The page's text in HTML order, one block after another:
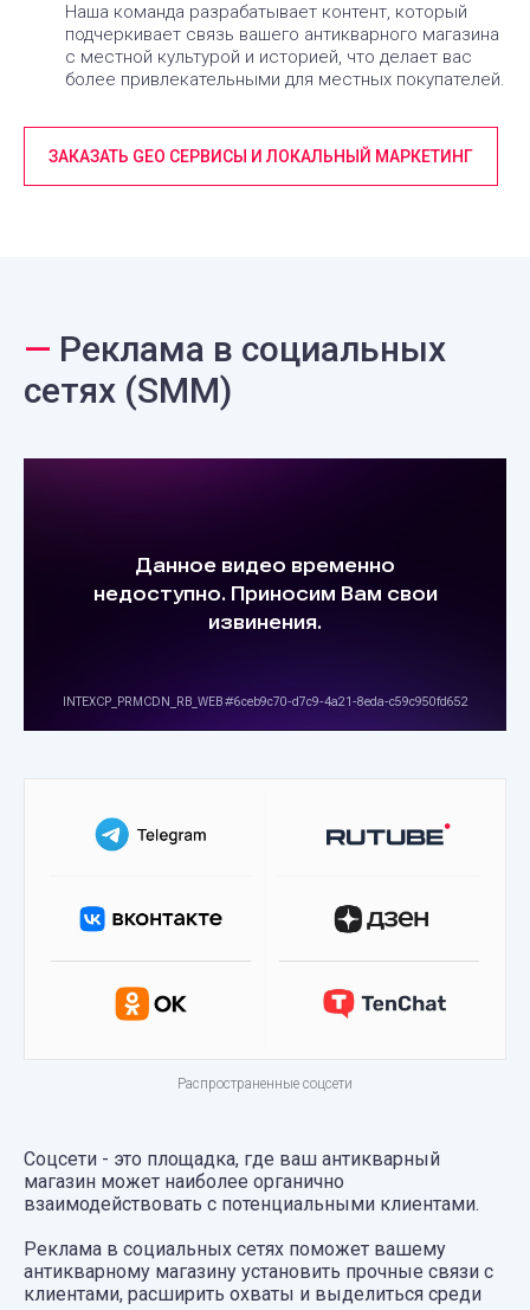
Наша команда разрабатывает контент, который
подчеркивает связь вашего антикварного магазина
с местной культурой и историей, что делает вас
более привлекательными для местных покупателей.
ЗАКАЗАТЬ GEO СЕРВИСЫ И ЛОКАЛЬНЫЙ МАРКЕТИНГ
— Реклама в социальных
сетях (SMM)
Распространенные соцсети
Соцсети - это площадка, где ваш антикварный
магазин может наиболее органично
взаимодействовать с потенциальными клиентами.
Реклама в социальных сетях поможет вашему
антикварному магазину установить прочные связи с
клиентами, расширить охваты и выделиться среди